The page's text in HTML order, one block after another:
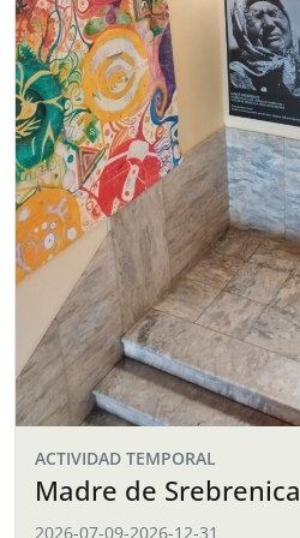
ACTIVIDAD TEMPORAL
Madre de Srebrenica
2026-07-09-2026-12-31